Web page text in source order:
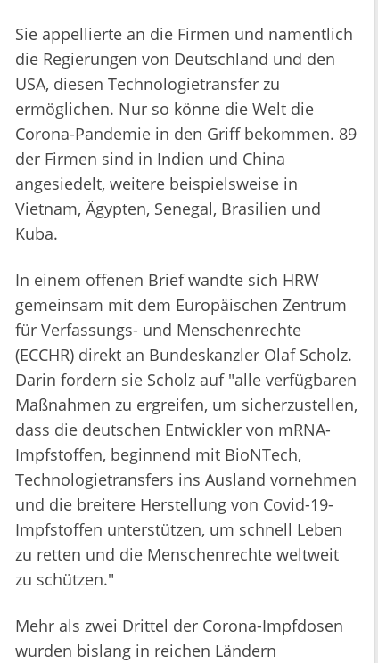
Sie appellierte an die Firmen und namentlich
die Regierungen von Deutschland und den
USA, diesen Technologietransfer zu
ermöglichen. Nur so könne die Welt die
Corona-Pandemie in den Griff bekommen. 89
der Firmen sind in Indien und China
angesiedelt, weitere beispielsweise in
Vietnam, Ägypten, Senegal, Brasilien und
Kuba.
In einem offenen Brief wandte sich HRW
gemeinsam mit dem Europäischen Zentrum
für Verfassungs- und Menschenrechte
(ECCHR) direkt an Bundeskanzler Olaf Scholz.
Darin fordern sie Scholz auf "alle verfügbaren
Maßnahmen zu ergreifen, um sicherzustellen,
dass die deutschen Entwickler von mRNA-
Impfstoffen, beginnend mit BioNTech,
Technologietransfers ins Ausland vornehmen
und die breitere Herstellung von Covid-19-
Impfstoffen unterstützen, um schnell Leben
zu retten und die Menschenrechte weltweit
zu schützen."
Mehr als zwei Drittel der Corona-Impfdosen
wurden bislang in reichen Ländern